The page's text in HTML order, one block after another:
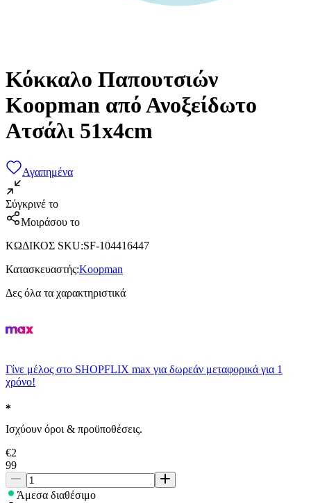
Κόκκαλο Παπουτσιών
Koopman από Ανοξείδωτο
Ατσάλι 51x4cm
Αγαπημένα
Σύγκρινέ το
Μοιράσου το
ΚΩΔΙΚΟΣ SKU:SF-104416447
Κατασκευαστής:Koopman
Δες όλα τα χαρακτηριστικά
Γίνε μέλος στο SHOPFLIX max για δωρεάν μεταφορικά για 1
χρόνο!
Ισχύουν όροι & προϋποθέσεις.
€2
99
Άμεσα διαθέσιμο